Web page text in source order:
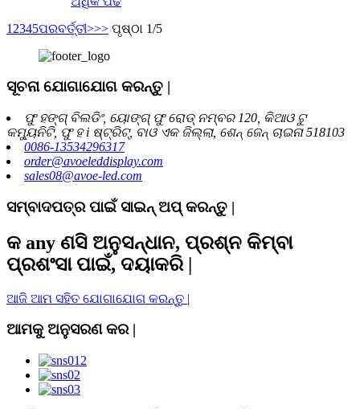
1 2345ପରବର୍ତ୍ତୀ>>> ପୃଷ୍ଠା 1/5
ସୂଚନା ଯୋଗାଯୋଗ କରନ୍ତୁ |
ଫୁ ହଙ୍ଗ୍ ବିଲଡିଂ, ୟୋଙ୍ଗ୍ ଫୁ ରୋଡ୍ ନମ୍ବର 120, କିଆଓ ଟୁ
କମ୍ୟୁନିଟି, ଫୁ ହ i ଷ୍ଟ୍ରିଟ୍, ବାଓ ଏକ ଜିଲ୍ଲା, ଶେନ୍ ଜେନ୍ ଚାଇନା 518103
0086-13534296317
order@avoeleddisplay.com
sales08@avoe-led.com
ସମ୍ବାଦପତ୍ର ପାଇଁ ସାଇନ୍ ଅପ୍ କରନ୍ତୁ |
କ any ଣସି ଅନୁସନ୍ଧାନ, ପ୍ରଶ୍ନ କିମ୍ବା
ପ୍ରଶଂସା ପାଇଁ, ଦୟାକରି |
ଆଜି ଆମ ସହିତ ଯୋଗାଯୋଗ କରନ୍ତୁ |
ଆମକୁ ଅନୁସରଣ କର |